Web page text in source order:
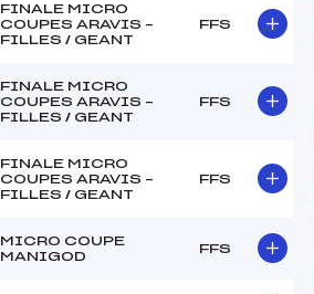
FINALE MICRO
COUPES ARAVIS –
FILLES / GEANT
FFS
FINALE MICRO
COUPES ARAVIS –
FILLES / GEANT
FFS
FINALE MICRO
COUPES ARAVIS –
FILLES / GEANT
FFS
MICRO COUPE
MANIGOD
FFS